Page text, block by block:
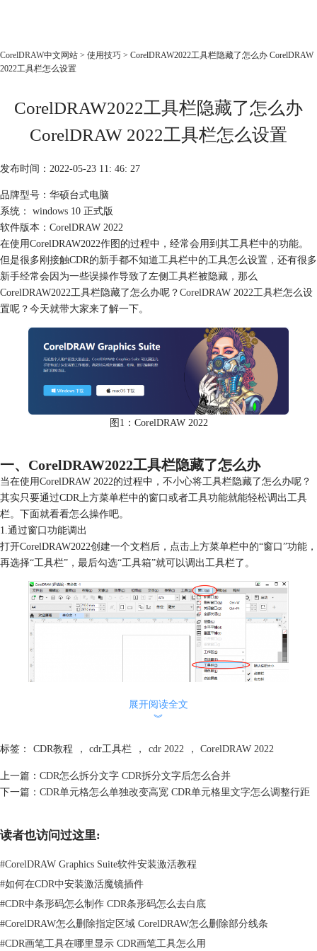
产品
教程
老用户福利
下载
购买
CorelDRAW中文网站 > 使用技巧 > CorelDRAW2022工具栏隐藏了怎么办 CorelDRAW
2022工具栏怎么设置
CorelDRAW2022工具栏隐藏了怎么办
CorelDRAW 2022工具栏怎么设置
发布时间：2022-05-23 11: 46: 27
品牌型号：华硕台式电脑
系统： windows 10 正式版
软件版本：CorelDRAW 2022
在使用CorelDRAW2022作图的过程中，经常会用到其工具栏中的功能。
但是很多刚接触CDR的新手都不知道工具栏中的工具怎么设置，还有很多
新手经常会因为一些误操作导致了左侧工具栏被隐藏，那么
CorelDRAW2022工具栏隐藏了怎么办呢？CorelDRAW 2022工具栏怎么设
置呢？今天就带大家来了解一下。
图1：CorelDRAW 2022
一、CorelDRAW2022工具栏隐藏了怎么办
当在使用CorelDRAW 2022的过程中，不小心将工具栏隐藏了怎么办呢？
其实只要通过CDR上方菜单栏中的窗口或者工具功能就能轻松调出工具
栏。下面就看看怎么操作吧。
1.通过窗口功能调出
打开CorelDRAW2022创建一个文档后，点击上方菜单栏中的“窗口”功能，
再选择“工具栏”，最后勾选“工具箱”就可以调出工具栏了。
图2：窗口
创建完文档后，点击上方菜单栏中的“工具”功能，再选择“选项”，然后选
展开阅读全文
︾
标签： CDR教程 ， cdr工具栏 ， cdr 2022 ， CorelDRAW 2022
上一篇： CDR怎么拆分文字 CDR拆分文字后怎么合并
下一篇： CDR单元格怎么单独改变高宽 CDR单元格里文字怎么调整行距
读者也访问过这里:
#CorelDRAW Graphics Suite软件安装激活教程
#如何在CDR中安装激活魔镜插件
#CDR中条形码怎么制作 CDR条形码怎么去白底
#CorelDRAW怎么删除指定区域 CorelDRAW怎么删除部分线条
#CDR画笔工具在哪里显示 CDR画笔工具怎么用